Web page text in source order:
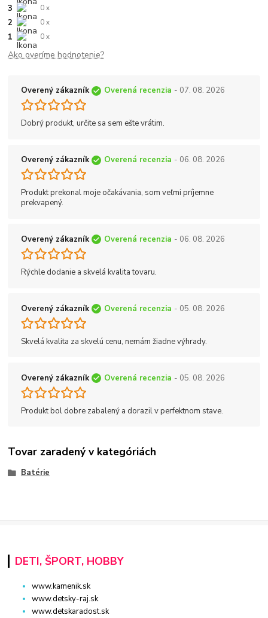
3 0 x
2 0 x
1 0 x
Ako overíme hodnotenie?
Overený zákazník Overená recenzia - 07. 08. 2026
Dobrý produkt, určite sa sem ešte vrátim.
Overený zákazník Overená recenzia - 06. 08. 2026
Produkt prekonal moje očakávania, som veľmi príjemne
prekvapený.
Overený zákazník Overená recenzia - 06. 08. 2026
Rýchle dodanie a skvelá kvalita tovaru.
Overený zákazník Overená recenzia - 05. 08. 2026
Skvelá kvalita za skvelú cenu, nemám žiadne výhrady.
Overený zákazník Overená recenzia - 05. 08. 2026
Produkt bol dobre zabalený a dorazil v perfektnom stave.
Tovar zaradený v kategóriách
Batérie
DETI, ŠPORT, HOBBY
www.kamenik.sk
www.detsky-raj.sk
www.detskaradost.sk